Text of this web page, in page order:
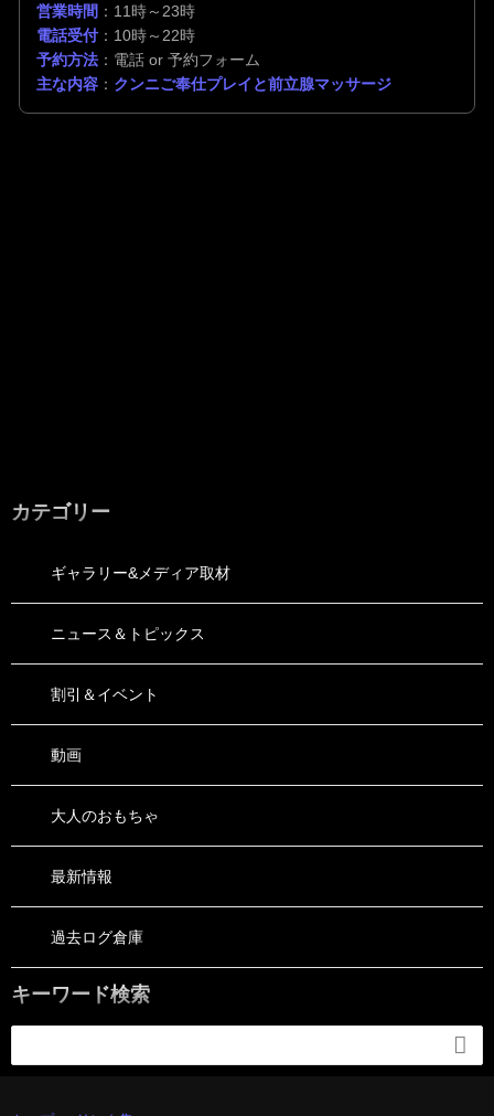
営業時間 ：11時～23時
電話受付：10時～22時
予約方法 ：電話 or 予約フォーム
主な内容 ： クンニご奉仕プレイと前立腺マッサージ
カテゴリー
ギャラリー&メディア取材
ニュース＆トピックス
割引＆イベント
動画
大人のおもちゃ
最新情報
過去ログ倉庫
キーワード検索
